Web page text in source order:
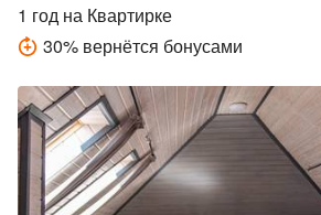
1 год на Квартирке
30% вернётся бонусами